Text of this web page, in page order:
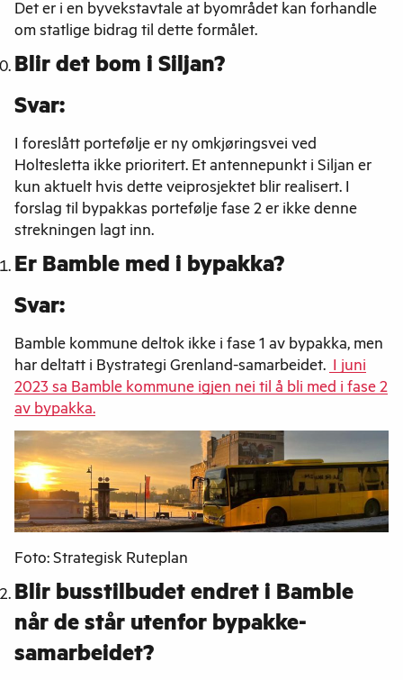
Det er i en byvekstavtale at byområdet kan forhandle
om statlige bidrag til dette formålet.
Blir det bom i Siljan?
Svar:
I foreslått portefølje er ny omkjøringsvei ved
Holtesletta ikke prioritert. Et antennepunkt i Siljan er
kun aktuelt hvis dette veiprosjektet blir realisert. I
forslag til bypakkas portefølje fase 2 er ikke denne
strekningen lagt inn.
Er Bamble med i bypakka?
Svar:
Bamble kommune deltok ikke i fase 1 av bypakka, men
har deltatt i Bystrategi Grenland-samarbeidet. I juni
2023 sa Bamble kommune igjen nei til å bli med i fase 2
av bypakka.
Foto: Strategisk Ruteplan
Blir busstilbudet endret i Bamble
når de står utenfor bypakke-
samarbeidet?